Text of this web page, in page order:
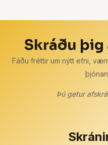
Skráðu
Fáðu fréttir um nýtt efni,
Þú getur